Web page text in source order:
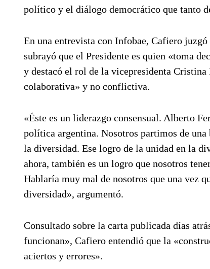
político y el diálogo democrático que tanto
En una entrevista con Infobae, Cafiero
subrayó que el Presidente es quien «toma
y destacó el rol de la vicepresidenta
colaborativa» y no conflictiva.
«Éste es un liderazgo consensual. Alberto
política argentina. Nosotros partimos de
la diversidad. Ese logro de la unidad en la
ahora, también es un logro que nosotros
Hablaría muy mal de nosotros que una vez
diversidad», argumentó.
Consultado sobre la carta publicada días
funcionan», Cafiero entendió que la
aciertos y errores».